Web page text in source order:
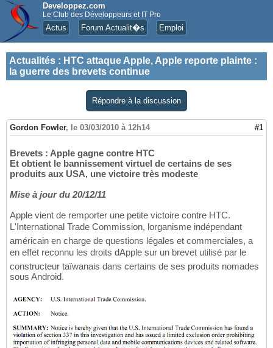
Developpez.com
Le Club des Développeurs et IT Pro
Actus Forum Actualit�s Emploi
Actualités : HTC attaque Apple, Apple reporte plainte :
la guerre des brevets continue
Répondre à la discussion
Gordon Fowler, le 03/03/2010 à 12h14 #1
Brevets : Apple gagne contre HTC
Et obtient le bannissement virtuel de certains de ses
produits aux USA, une victoire très modeste
Mise à jour du 20/12/11
Apple vient de remporter une petite victoire contre HTC.
L'International Trade Commission, lorganisme indépendant
américain en charge de questions légales et commerciales, a
en effet reconnu les droits dApple sur un brevet utilisé par le
constructeur taïwanais dans certains de ses produits nomades
sous Android.